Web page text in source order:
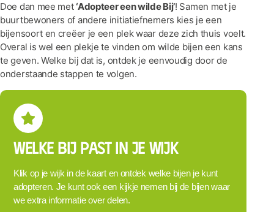
Doe dan mee met‘Adopteer een wilde Bij’! Samen met je
buurtbewoners of andere initiatiefnemers kies je een
bijensoort en creëer je een plek waar deze zich thuis voelt.
Overal is wel een plekje te vinden om wilde bijen een kans
te geven. Welke bij dat is, ontdek je eenvoudig door de
onderstaande stappen te volgen.
Welke bij past in je wijk
Klik op je wijk in de kaart en ontdek welke bijen je kunt
adopteren. Je kunt ook een kijkje nemen bij de bijen waar
we extra informatie over delen.